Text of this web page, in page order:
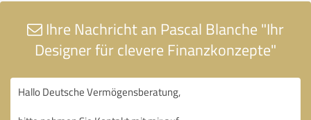
Ihre Nachricht an Pascal Blanche "Ihr
Designer für clevere Finanzkonzepte"